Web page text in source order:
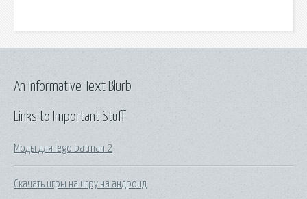
Links to Important Stuff
Моды для lego batman 2
Скачать игры на игру на андроид
An Informative Text Blurb